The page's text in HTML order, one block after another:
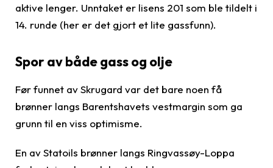
aktive lenger. Unntaket er lisens 201 som ble tildelt i
14. runde (her er det gjort et lite gassfunn).
Spor av både gass og olje
Før funnet av Skrugard var det bare noen få
brønner langs Barentshavets vestmargin som ga
grunn til en viss optimisme.
En av Statoils brønner langs Ringvassøy-Loppa